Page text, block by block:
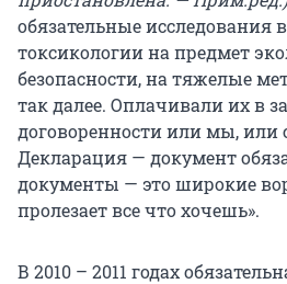
обязательные исследования
токсикологии на предмет
безопасности, на тяжелые
так далее. Оплачивали их в
договоренности или мы, или
Декларация — документ
документы — это широкие
пролезает все что хочешь».
В 2010 – 2011 годах